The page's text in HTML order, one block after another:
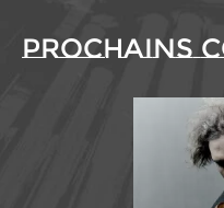
Prochains